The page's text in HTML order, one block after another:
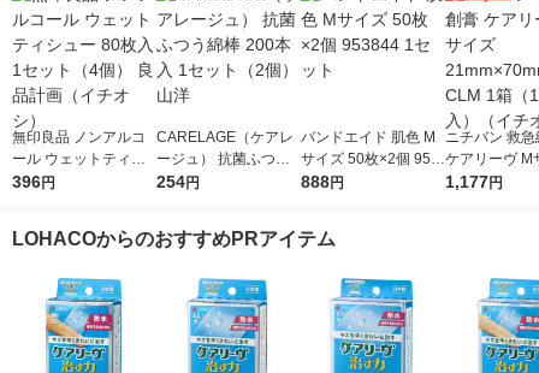
無印良品 ノンアルコ
ール ウェットティシ
ュー 80枚入 1セット
396円
CARELAGE（ケアレ
ージュ） 抗菌ふつう
綿棒 200本入 1セット
254円
バンドエイド 肌色 M
サイズ 50枚×2個 953
844 1セット
888円
ニチバン 救
ケアリーヴ M
1mm×70mm
1,177円
LOHACOからのおすすめPRアイテム